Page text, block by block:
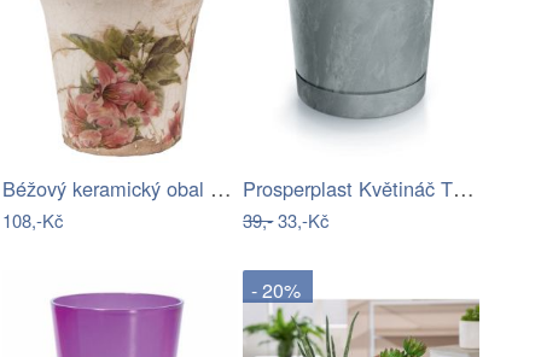
Béžový keramický obal na květináč s…
108,-Kč
Prosperplast Květináč TUBOS P BETON…
39,-33,-Kč
- 20%